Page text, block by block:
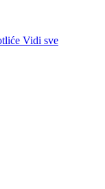
Vidi sve